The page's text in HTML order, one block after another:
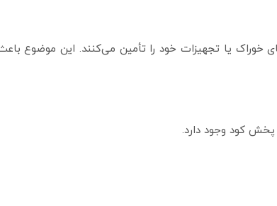
خوراک یا تجهیزات خود را تأمین می‌کنند. این موضوع
پخش کود وجود دارد.